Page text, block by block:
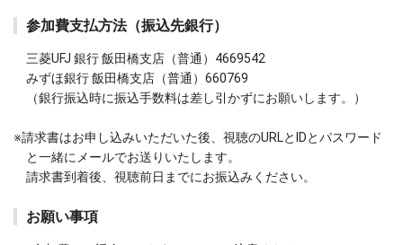
参加費支払方法（振込先銀行）
三菱UFJ 銀行 飯田橋支店（普通）4669542
みずほ銀行 飯田橋支店（普通）660769
（銀行振込時に振込手数料は差し引かずにお願いします。）
請求書はお申し込みいただいた後、視聴のURLとIDとパスワード
と一緒にメールでお送りいたします。
請求書到着後、視聴前日までにお振込みください。
お願い事項